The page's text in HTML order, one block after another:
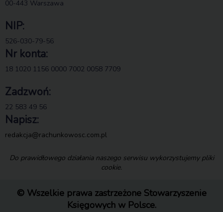
00-443 Warszawa
NIP:
526-030-79-56
Nr konta:
18 1020 1156 0000 7002 0058 7709
Zadzwoń:
22 583 49 56
Napisz:
redakcja@rachunkowosc.com.pl
Do prawidłowego działania naszego serwisu wykorzystujemy pliki
cookie.
© Wszelkie prawa zastrzeżone Stowarzyszenie
Księgowych w Polsce.